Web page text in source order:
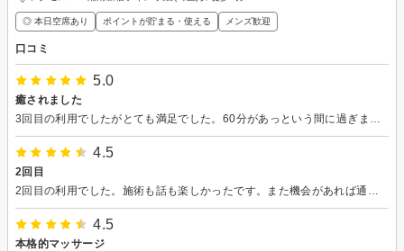
◎ 本日空席あり ポイントが貯まる・使える メンズ歓迎
口コミ
5.0
癒されました
4.5
2回目
4.5
本格的マッサージ